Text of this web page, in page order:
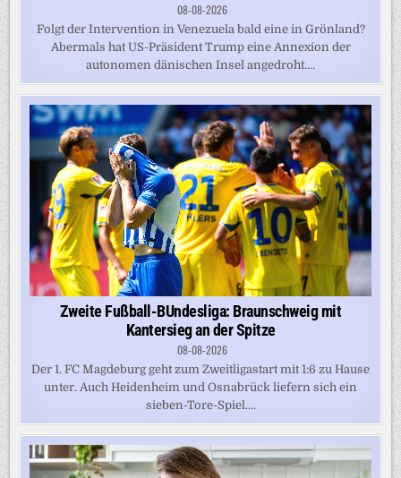
08-08-2026
Folgt der Intervention in Venezuela bald eine in Grönland?
Abermals hat US-Präsident Trump eine Annexion der
autonomen dänischen Insel angedroht....
Zweite Fußball-BUndesliga: Braunschweig mit
Kantersieg an der Spitze
08-08-2026
Der 1. FC Magdeburg geht zum Zweitligastart mit 1:6 zu Hause
unter. Auch Heidenheim und Osnabrück liefern sich ein
sieben-Tore-Spiel....